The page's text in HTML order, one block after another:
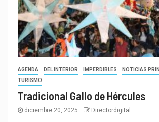
AGENDA DEL INTERIOR IMPERDIBLES
NOTICIAS
TURISMO
Tradicional Gallo de Hércules
diciembre 20, 2025 Directordigital